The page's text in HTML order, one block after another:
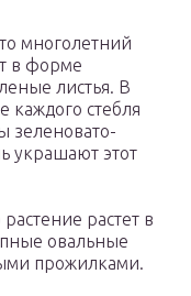
многолетний
в форме
листья. В
каждого стебля
зеленовато-
украшают этот
растет в
овальные
прожилками.